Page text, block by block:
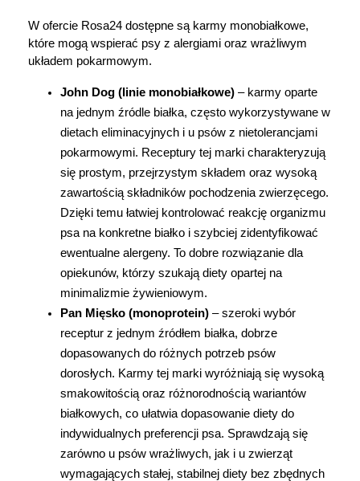
W ofercie Rosa24 dostępne są karmy monobiałkowe,
które mogą wspierać psy z alergiami oraz wrażliwym
układem pokarmowym.
John Dog (linie monobiałkowe) – karmy oparte
na jednym źródle białka, często wykorzystywane w
dietach eliminacyjnych i u psów z nietolerancjami
pokarmowymi. Receptury tej marki charakteryzują
się prostym, przejrzystym składem oraz wysoką
zawartością składników pochodzenia zwierzęcego.
Dzięki temu łatwiej kontrolować reakcję organizmu
psa na konkretne białko i szybciej zidentyfikować
ewentualne alergeny. To dobre rozwiązanie dla
opiekunów, którzy szukają diety opartej na
minimalizmie żywieniowym.
Pan Mięsko (monoprotein) – szeroki wybór
receptur z jednym źródłem białka, dobrze
dopasowanych do różnych potrzeb psów
dorosłych. Karmy tej marki wyróżniają się wysoką
smakowitością oraz różnorodnością wariantów
białkowych, co ułatwia dopasowanie diety do
indywidualnych preferencji psa. Sprawdzają się
zarówno u psów wrażliwych, jak i u zwierząt
wymagających stałej, stabilnej diety bez zbędnych